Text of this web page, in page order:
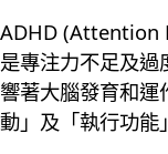
ADHD (Attention
是專注力不足及
響著大腦發育和
動」及「執行功能